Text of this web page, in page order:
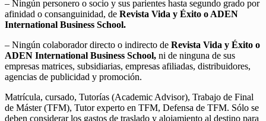
– Ningún personero o socio y sus parientes hasta segundo grado por
afinidad o consanguinidad, de Revista Vida y Éxito o ADEN
International Business School.
– Ningún colaborador directo o indirecto de Revista Vida y Éxito o
ADEN International Business School, ni de ninguna de sus
empresas matrices, subsidiarias, empresas afiliadas, distribuidores,
agencias de publicidad y promoción.
Matrícula, cursado, Tutorías (Academic Advisor), Trabajo de Final
de Máster (TFM), Tutor experto en TFM, Defensa de TFM. Sólo se
deben considerar los gastos de traslado y alojamiento al destino para